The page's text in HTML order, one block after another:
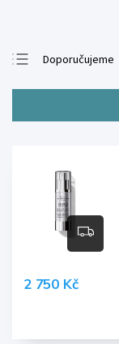
Doporučujeme
Nejlevnější
2 750 Kč